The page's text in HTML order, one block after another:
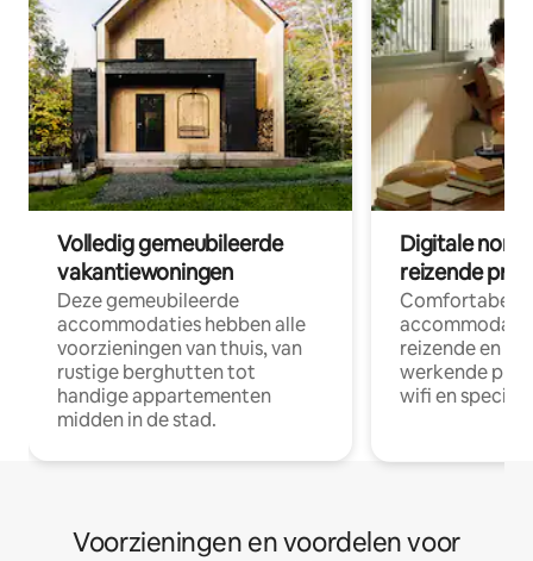
Volledig gemeubileerde
vakantiewoningen
Deze gemeubileerde
accommodaties hebben alle
voorzieningen van thuis, van
rustige berghutten tot
handige appartementen
midden in de stad.
Digitale
reizende
Comfortabele
reizende en
werkende
wifi en
Voorzieningen en voordelen voor